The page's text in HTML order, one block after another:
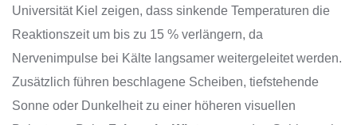
Universität Kiel zeigen, dass sinkende Temperaturen die
Reaktionszeit um bis zu 15 % verlängern, da
Nervenimpulse bei Kälte langsamer weitergeleitet werden.
Zusätzlich führen beschlagene Scheiben, tiefstehende
Sonne oder Dunkelheit zu einer höheren visuellen